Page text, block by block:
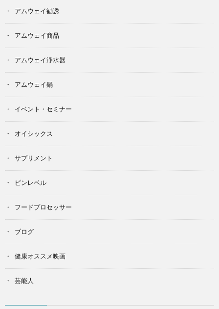
アムウェイ勧誘
アムウェイ商品
アムウェイ浄水器
アムウェイ鍋
イベント・セミナー
オイシックス
サプリメント
ピンレベル
フードプロセッサー
ブログ
健康オススメ映画
芸能人